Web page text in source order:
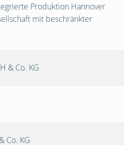
Produktion Hannover
mit beschränkter
& Co. KG
Co. KG